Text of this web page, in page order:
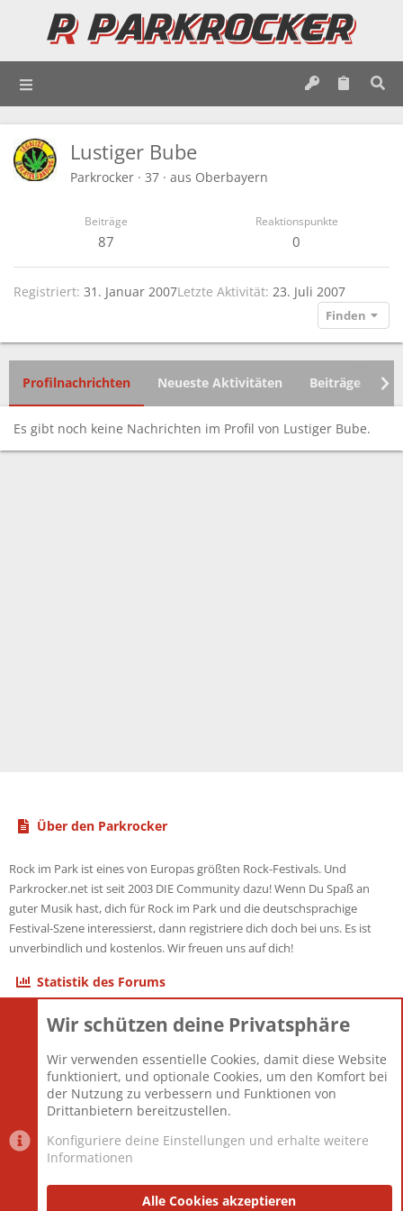
Lustiger Bube
Parkrocker · 37 · aus Oberbayern
Beiträge
87
Reaktionspunkte
0
Registriert 31. Januar 2007Letzte Aktivität 23. Juli 2007
Finden
Profilnachrichten Neueste Aktivitäten Beiträge
Es gibt noch keine Nachrichten im Profil von Lustiger Bube.
Über den Parkrocker
Rock im Park ist eines von Europas größten Rock-Festivals. Und
Parkrocker.net ist seit 2003 DIE Community dazu! Wenn Du Spaß an
guter Musik hast, dich für Rock im Park und die deutschsprachige
Festival-Szene interessierst, dann registriere dich doch bei uns. Es ist
unverbindlich und kostenlos. Wir freuen uns auf dich!
Statistik des Forums
Themen
Mitglieder
12.425
Neuestes Mitglied
Toddster85
Datenschutzerklärung Impressum
Wir schützen deine Privatsphäre
Wir verwenden essentielle Cookies, damit diese Website
funktioniert, und optionale Cookies, um den Komfort bei
der Nutzung zu verbessern und Funktionen von
Drittanbietern bereitzustellen.
Konfiguriere deine Einstellungen und erhalte weitere
Informationen
Alle Cookies akzeptieren